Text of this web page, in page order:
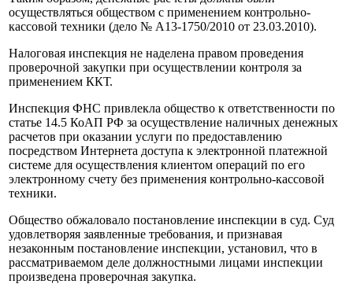
осуществляться обществом с применением контрольно-
кассовой техники (дело № А13-1750/2010 от 23.03.2010).
Налоговая инспекция не наделена правом проведения
проверочной закупки при осуществлении контроля за
применением ККТ.
Инспекция ФНС привлекла общество к ответственности по
статье 14.5 КоАП РФ за осуществление наличных денежных
расчетов при оказании услуги по предоставлению
посредством Интернета доступа к электронной платежной
системе для осуществления клиентом операций по его
электронному счету без применения контрольно-кассовой
техники.
Общество обжаловало постановление инспекции в суд. Суд
удовлетворяя заявленные требования, и признавая
незаконным постановление инспекции, установил, что в
рассматриваемом деле должностными лицами инспекции
произведена проверочная закупка.